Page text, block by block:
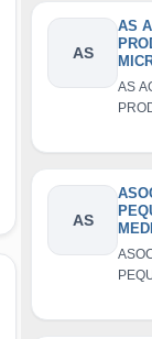
AS
AS
TIQ
AS
S
AS